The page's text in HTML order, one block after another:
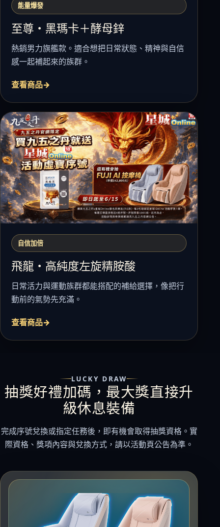
能量爆發
至尊・黑瑪卡＋酵母鋅
熱銷男力旗艦款。適合想把日常狀態、精神與自信
感一起補起來的族群。
查看商品
自信加倍
飛龍・高純度左旋精胺酸
日常活力與運動族群都能搭配的補給選擇，像把行
動前的氣勢先充滿。
查看商品
LUCKY DRAW
抽獎好禮加碼，最大獎直接升
級休息裝備
完成序號兌換或指定任務後，即有機會取得抽獎資格。實
際資格、獎項內容與兌換方式，請以活動頁公告為準。